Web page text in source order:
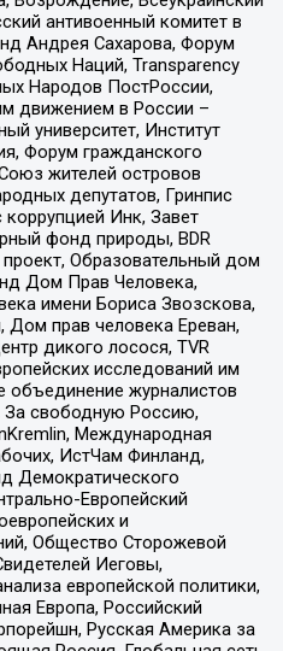
антивоенный комитет в
Андрея Сахарова, Форум
Наций, Transparеncy
Народов ПостРоссии,
движением в России –
университет, Институт
Форум гражданского
жителей островов
депутатов, Гринпис
Инк, Завет
фонд природы, BDR
Образовательный дом
Дом Прав Человека,
имени Бориса Звозскова,
прав человека Ереван,
дикого лосося, TVR
исследований им
объединение журналистов
За свободную Россию,
Международная
ИстЧам Финланд,
Демократического
Европейский
и
Общество Сторожевой
Иеговы,
европейской политики,
Европа, Российский
Русская Америка за